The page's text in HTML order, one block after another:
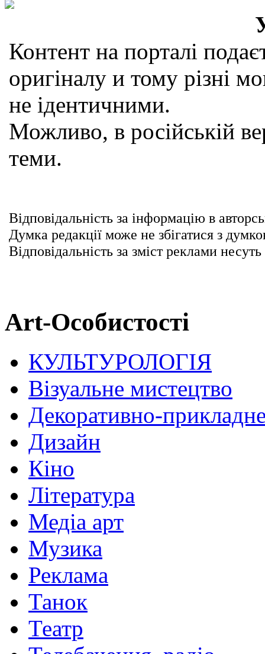
Контент на порталі
оригіналу и тому різні
не ідентичними.
Можливо, в російській
теми.
Відповідальність за інформацію в
Думка редакції може не збігатися з
Відповідальність за зміст реклами
Art-Особистості
КУЛЬТУРОЛОГІЯ
Візуальне мистецтво
Декоративно-
Дизайн
Кіно
Література
Медіа арт
Музика
Реклама
Танок
Театр